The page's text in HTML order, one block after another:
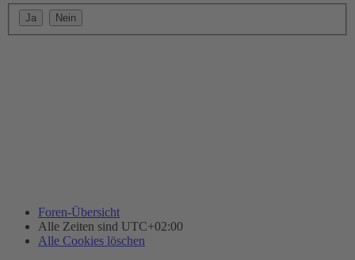
Foren-Übersicht
Alle Zeiten sind UTC+02:00
Alle Cookies löschen